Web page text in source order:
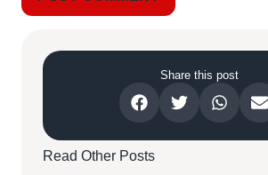
Read Other Posts
Share this post